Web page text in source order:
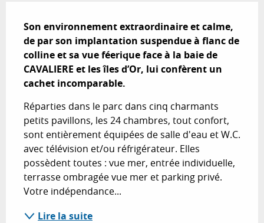
Son environnement extraordinaire et calme,
de par son implantation suspendue à flanc de
colline et sa vue féerique face à la baie de
CAVALIERE et les îles d’Or, lui confèrent un
cachet incomparable.
Réparties dans le parc dans cinq charmants
petits pavillons, les 24 chambres, tout confort,
sont entièrement équipées de salle d'eau et W.C.
avec télévision et/ou réfrigérateur. Elles
possèdent toutes : vue mer, entrée individuelle,
terrasse ombragée vue mer et parking privé.
Votre indépendance...
Lire la suite